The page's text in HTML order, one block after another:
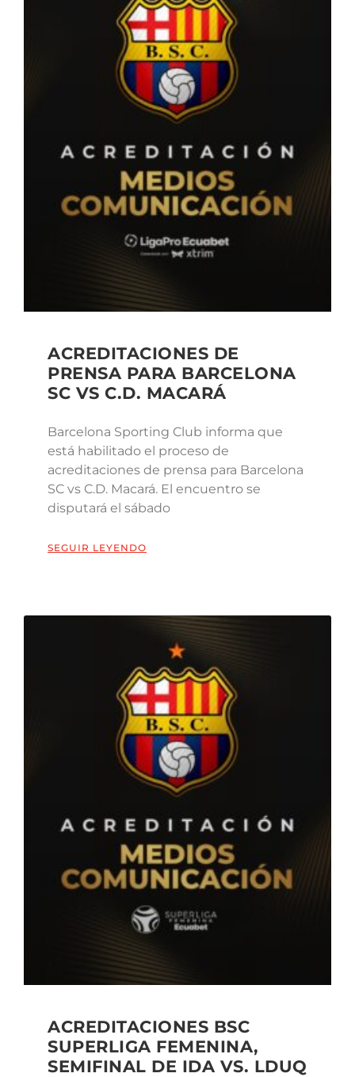
ACREDITACIONES DE
PRENSA PARA BARCELONA
SC VS C.D. MACARÁ
Barcelona Sporting Club informa que
está habilitado el proceso de
acreditaciones de prensa para Barcelona
SC vs C.D. Macará. El encuentro se
disputará el sábado
SEGUIR LEYENDO
ACREDITACIONES BSC
SUPERLIGA FEMENINA,
SEMIFINAL DE IDA VS. LDUQ